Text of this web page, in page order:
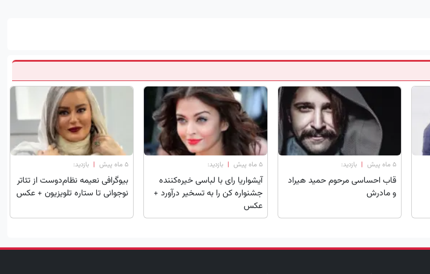
۵ ماه پیش | بازدید:
قاب احساسی مرحوم حمید هیراد
و مادرش
۵ ماه پیش | بازدید:
آیشواریا رای با لباسی خیره‌کننده
جشنواره کن را به تسخیر درآورد +
عکس
۵ ماه پیش | بازدید:
بیوگرافی نعیمه نظام‌دوست از تئاتر
نوجوانی تا ستاره تلویزیون + عکس